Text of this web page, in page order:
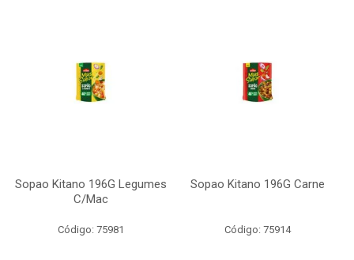
Sopao Kitano 196G Legumes
C/Mac
Código: 75981
Sopao Kitano 196G Carne
Código: 75914